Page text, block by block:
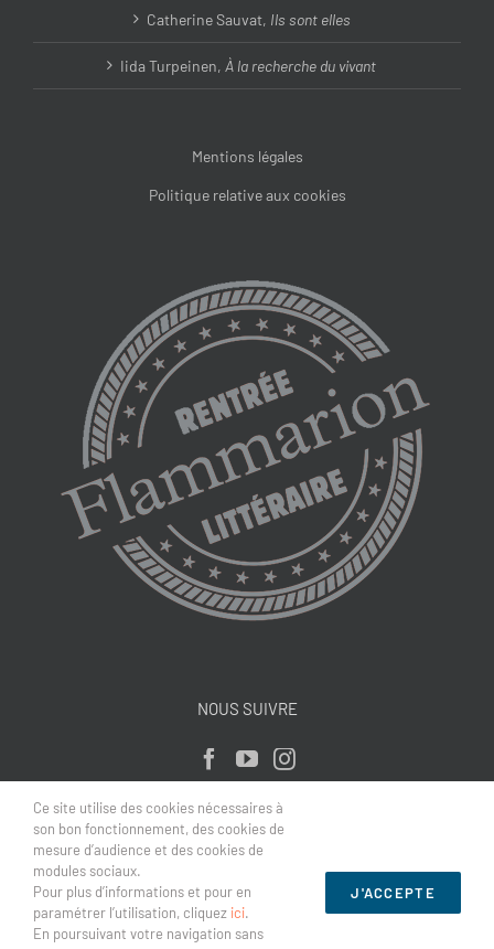
Catherine Sauvat, Ils sont elles
Iida Turpeinen, À la recherche du vivant
Mentions légales
Politique relative aux cookies
NOUS SUIVRE
Site © Éditions Flammarion 2023, tous droits réservés.
Ce site utilise des cookies nécessaires à
son bon fonctionnement, des cookies de
mesure d’audience et des cookies de
modules sociaux.
Pour plus d’informations et pour en
paramétrer l’utilisation, cliquez ici.
En poursuivant votre navigation sans
J'ACCEPTE